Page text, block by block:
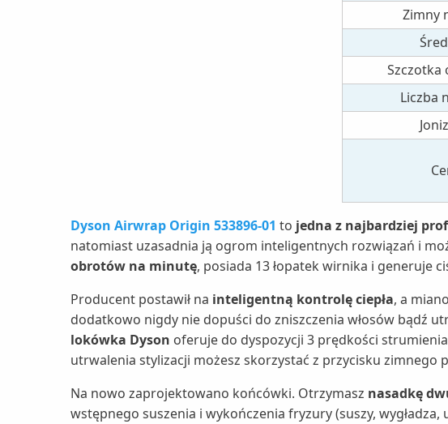
Zimny
Szczotka
Liczba
Dyson Airwrap Origin 533896-01 to jedna z najbardziej
natomiast uzasadnia ją ogrom inteligentnych rozwiązań i
obrotów na minutę, posiada 13 łopatek wirnika i generuje
Producent postawił na inteligentną kontrolę ciepła, a
dodatkowo nigdy nie dopuści do zniszczenia włosów bądź
lokówka Dyson oferuje do dyspozycji 3 prędkości
utrwalenia stylizacji możesz skorzystać z przycisku zimnego
Na nowo zaprojektowano końcówki. Otrzymasz nasadkę
wstępnego suszenia i wykończenia fryzury (suszy, wygładza,